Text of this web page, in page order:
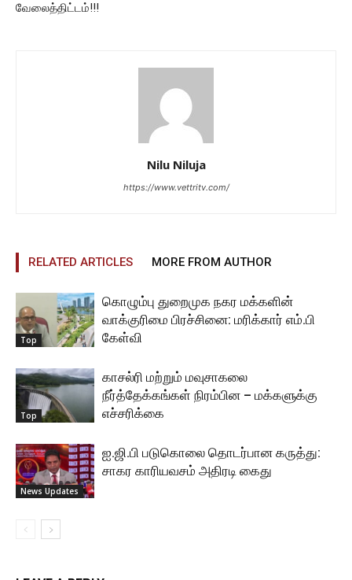
வேலைத்திட்டம்!!!
Nilu Niluja
https://www.vettritv.com/
RELATED ARTICLES MORE FROM AUTHOR
Top
கொழும்பு துறைமுக நகர மக்களின்
வாக்குரிமை பிரச்சினை: மரிக்கார் எம்.பி
கேள்வி
Top
காசல்ரி மற்றும் மவுசாகலை
நீர்த்தேக்கங்கள் நிரம்பின – மக்களுக்கு
எச்சரிக்கை
News Updates
ஐ.ஜி.பி படுகொலை தொடர்பான கருத்து:
சாகர காரியவசம் அதிரடி கைது